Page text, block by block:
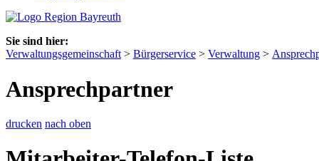
Sie sind hier:
Verwaltungsgemeinschaft > Bürgerservice > Verwaltung >
Ansprechpartner
drucken nach oben